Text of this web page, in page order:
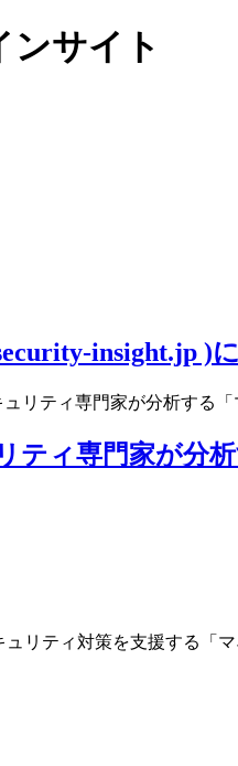
ンサイト
insight.jp )
リティ専門家が分析する
ティ専門家が分
リティ対策を支援する「